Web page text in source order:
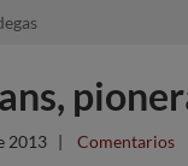
2013 | Comentarios